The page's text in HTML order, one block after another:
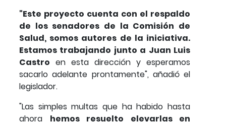
"Este proyecto cuenta con el respaldo
de los senadores de la Comisión de
Salud, somos autores de la iniciativa.
Estamos trabajando junto a Juan Luis
Castro en esta dirección y esperamos
sacarlo adelante prontamente", añadió el
legislador.
"Las simples multas que ha habido hasta
ahora hemos resuelto elevarlas en